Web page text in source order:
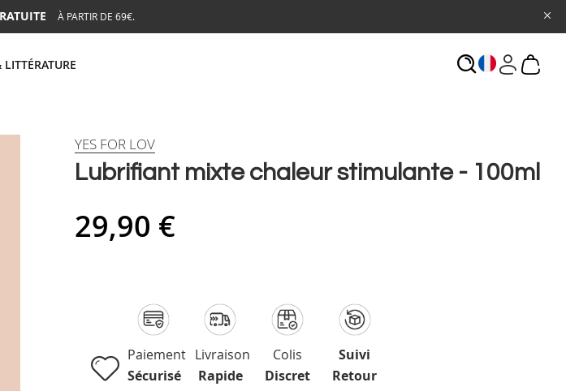
À PARTIR DE 69€.
LITTÉRATURE
Lubrifiant mixte chaleur stimulante - 100ml
YES FOR LOV
29,90 €
Paiement
Sécurisé
Livraison
Rapide
Colis
Discret
Suivi
Retour